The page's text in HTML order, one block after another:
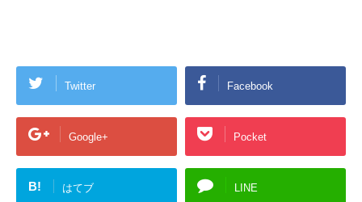
Twitter Facebook
Google+ Pocket
B! はてブ LINE